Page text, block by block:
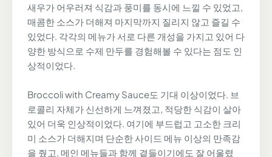
새우가 어우러져 식감과 풍미를 동시에 느낄 수 있었고,
매콤한 소스가 더해져 마지막까지 질리지 않고 즐길 수
있었다. 각각의 메뉴가 서로 다른 개성을 가지고 있어 다
양한 방식으로 수제 만두를 경험해볼 수 있다는 점도 인
상적이었다.
Broccoli with Creamy Sauce도 기대 이상이었다. 브
로콜리 자체가 신선하게 느껴졌고, 적당한 식감이 살아
있어 더욱 인상적이었다. 여기에 부드럽고 고소한 크리
미 소스가 더해지며 단순한 사이드 메뉴 이상의 만족감
을 줬고, 메인 메뉴들과 함께 곁들이기에도 잘 어울렸